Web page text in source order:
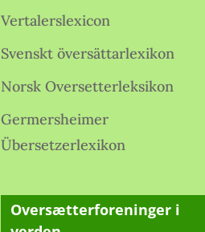
Vertalerslexicon
Svenskt översättarlexikon
Norsk Oversetterleksikon
Germersheimer
Übersetzerlexikon
Oversætterforeninger i